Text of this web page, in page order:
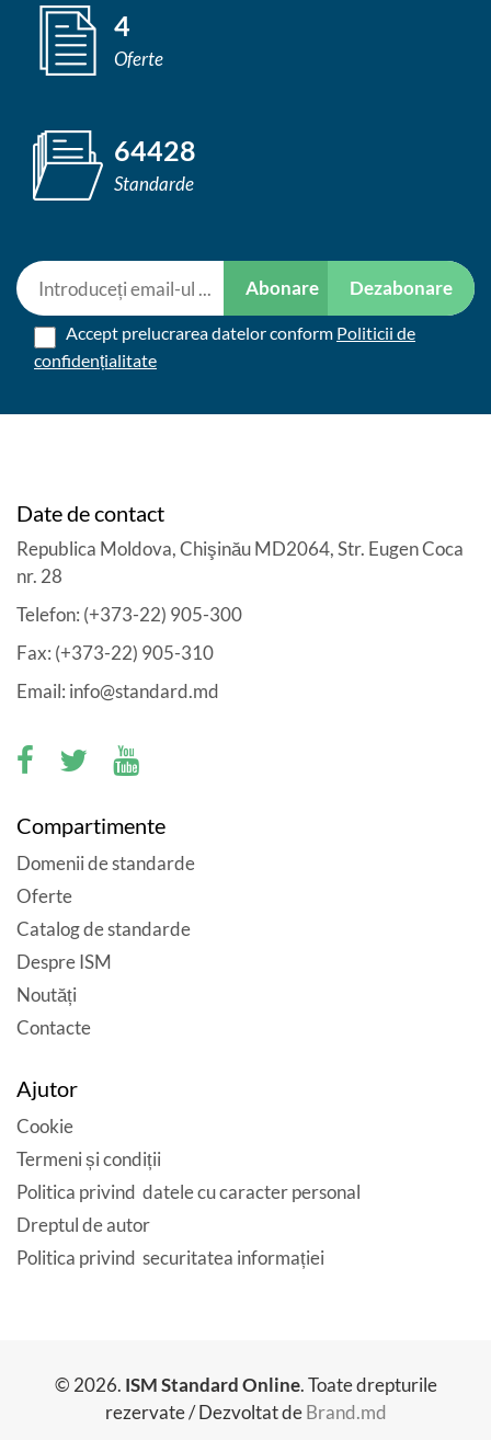
4
Oferte
64428
Standarde
Abonare Dezabonare
Accept prelucrarea datelor conform Politicii de
confidențialitate
Date de contact
Republica Moldova, Chişinău MD2064, Str. Eugen Coca
nr. 28
Telefon: (+373-22) 905-300
Fax: (+373-22) 905-310
Email: info@standard.md
Compartimente
Domenii de standarde
Oferte
Catalog de standarde
Despre ISM
Noutăți
Contacte
Ajutor
Cookie
Termeni și condiții
Politica privind datele cu caracter personal
Dreptul de autor
Politica privind securitatea informației
© 2026. ISM Standard Online. Toate drepturile
rezervate / Dezvoltat deBrand.md